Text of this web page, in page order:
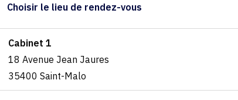
Choisir le lieu de rendez-vous
Cabinet 1
18 Avenue Jean Jaures
35400 Saint-Malo